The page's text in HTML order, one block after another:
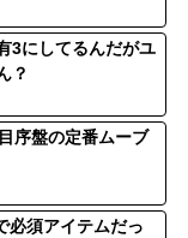
3にしてるんだがユ
？
序盤の定番ムーブ
必須アイテムだっ